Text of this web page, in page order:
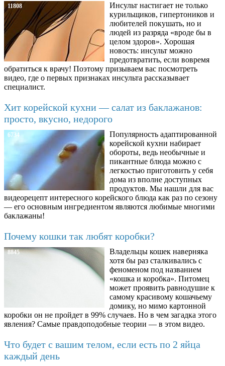
11808
Инсульт настигает не только
курильщиков, гипертоников и
любителей покушать, но и
людей из разряда «вроде бы в
целом здоров». Хорошая
новость: инсульт можно
предотвратить, если вовремя
обратиться к врачу! Поэтому призываем вас посмотреть
видео, где о первых признаках инсульта рассказывает
специалист.
Хит корейской кухни — салат из баклажанов:
просто, вкусно, недорого
6734
Популярность адаптированной
корейской кухни набирает
обороты, ведь необычные и
пикантные блюда можно с
легкостью приготовить у себя
дома из вполне доступных
продуктов. Мы нашли для вас
видеорецепт интересного корейского блюда как раз по сезону
— его основным ингредиентом являются любимые многими
баклажаны!
Почему кошки так любят коробки?
8845
Владельцы кошек наверняка
хотя бы раз сталкивались с
феноменом под названием
«кошка и коробка». Питомец
может проявить равнодушие к
самому красивому кошачьему
домику, но мимо картонной
коробки он не пройдет в 99% случаев. Но в чем загадка этого
явления? Самые правдоподобные теории — в этом видео.
Что будет с вашим телом, если есть по 2 яйца
каждый день